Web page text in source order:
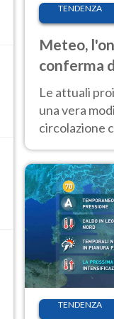
TENDENZA
Meteo,
conferma
Le attuali
una vera
circolazione
giorni,
Ferragosto
TENDENZA